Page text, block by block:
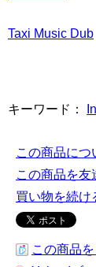
Taxi Music Dub
キーワード：
この商品につ
この商品を友
買い物を続け
この商品